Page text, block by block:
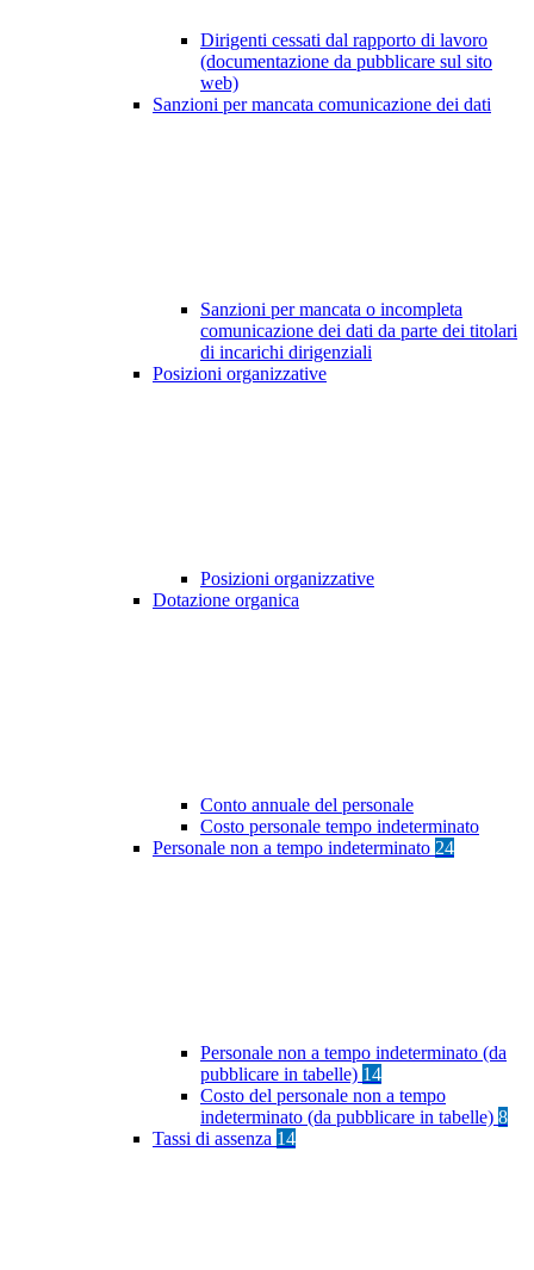
Dirigenti cessati dal rapporto di lavoro
(documentazione da pubblicare sul sito
web)
Sanzioni per mancata comunicazione dei dati
Sanzioni per mancata o incompleta
comunicazione dei dati da parte dei titolari
di incarichi dirigenziali
Posizioni organizzative
Posizioni organizzative
Dotazione organica
Conto annuale del personale
Costo personale tempo indeterminato
Personale non a tempo indeterminato 24
Personale non a tempo indeterminato (da
pubblicare in tabelle) 14
Costo del personale non a tempo
indeterminato (da pubblicare in tabelle) 8
Tassi di assenza 14